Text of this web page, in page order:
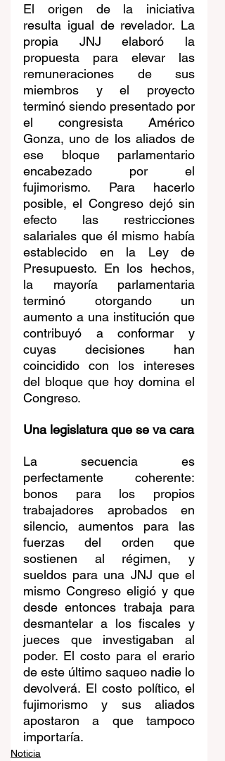
El origen de la iniciativa
resulta igual de revelador. La
propia JNJ elaboró la
propuesta para elevar las
remuneraciones de sus
miembros y el proyecto
terminó siendo presentado por
el congresista Américo
Gonza, uno de los aliados de
ese bloque parlamentario
encabezado por el
fujimorismo. Para hacerlo
posible, el Congreso dejó sin
efecto las restricciones
salariales que él mismo había
establecido en la Ley de
Presupuesto. En los hechos,
la mayoría parlamentaria
terminó otorgando un
aumento a una institución que
contribuyó a conformar y
cuyas decisiones han
coincidido con los intereses
del bloque que hoy domina el
Congreso.
Una legislatura que se va cara
La secuencia es
perfectamente coherente:
bonos para los propios
trabajadores aprobados en
silencio, aumentos para las
fuerzas del orden que
sostienen al régimen, y
sueldos para una JNJ que el
mismo Congreso eligió y que
desde entonces trabaja para
desmantelar a los fiscales y
jueces que investigaban al
poder. El costo para el erario
de este último saqueo nadie lo
devolverá. El costo político, el
fujimorismo y sus aliados
apostaron a que tampoco
importaría.
Noticia